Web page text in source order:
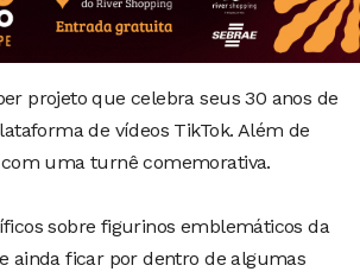
projeto que celebra seus 30 anos de
de vídeos TikTok. Além de
uma turnê comemorativa.
sobre figurinos emblemáticos da
ainda ficar por dentro de algumas